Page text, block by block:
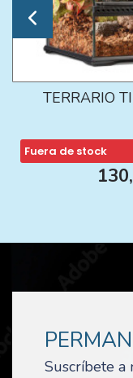
TERRARIO
Fuera de stock
Suscríbete